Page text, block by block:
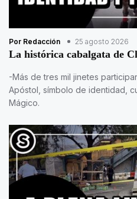
Por Redacción 25 agosto 2026
La histórica cabalgata de
-Más de tres mil jinetes
Apóstol, símbolo de identidad,
Mágico.